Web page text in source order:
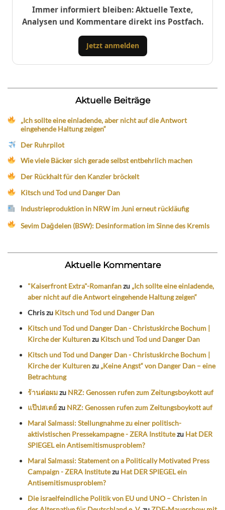
Immer informiert bleiben: Aktuelle Texte,
Analysen und Kommentare direkt ins Postfach.
Jetzt anmelden
Aktuelle Beiträge
„Ich sollte eine einladende, aber nicht auf die Antwort
eingehende Haltung zeigen“
Der Ruhrpilot
Wie viele Bäcker sich gerade selbst entbehrlich machen
Der Rückhalt für den Kanzler bröckelt
Kitsch und Tod und Danger Dan
Industrieproduktion in NRW im Juni erneut rückläufig
Sevim Dağdelen (BSW): Desinformation im Sinne des Kremls
Aktuelle Kommentare
"Kaiserfront Extra"-Romanfanzu „Ich sollte eine einladende,
aber nicht auf die Antwort eingehende Haltung zeigen“
Chriszu Kitsch und Tod und Danger Dan
Kitsch und Tod und Danger Dan - Christuskirche Bochum |
Kirche der Kulturenzu Kitsch und Tod und Danger Dan
Kitsch und Tod und Danger Dan - Christuskirche Bochum |
Kirche der Kulturenzu „Keine Angst“ von Danger Dan – eine
Betrachtung
ร้านต่อผมzu NRZ: Genossen rufen zum Zeitungsboykott auf
แป๊ปสเตย์zu NRZ: Genossen rufen zum Zeitungsboykott auf
Maral Salmassi: Stellungnahme zu einer politisch-
aktivistischen Pressekampagne - ZERA Institutezu Hat DER
SPIEGEL ein Antisemitismusproblem?
Maral Salmassi: Statement on a Politically Motivated Press
Campaign - ZERA Institutezu Hat DER SPIEGEL ein
Antisemitismusproblem?
Die israelfeindliche Politik von EU und UNO – Christen in